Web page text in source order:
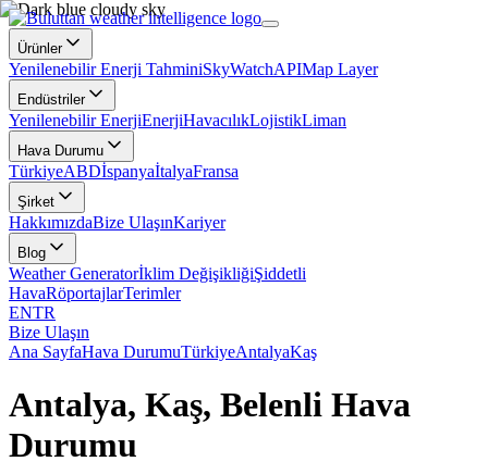
Ürünler
Yenilenebilir Enerji TahminiSkyWatchAPIMap Layer
Endüstriler
Yenilenebilir EnerjiEnerjiHavacılıkLojistikLiman
Hava Durumu
TürkiyeABDİspanyaİtalyaFransa
Şirket
HakkımızdaBize UlaşınKariyer
Blog
Weather Generatorİklim DeğişikliğiŞiddetli
HavaRöportajlarTerimler
ENTR
Bize Ulaşın
Ana SayfaHava DurumuTürkiyeAntalyaKaş
Antalya, Kaş, Belenli Hava
Durumu